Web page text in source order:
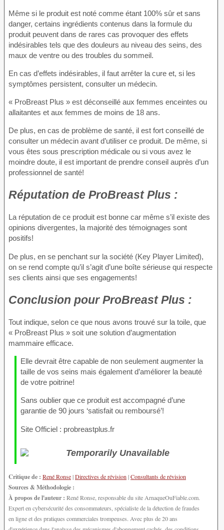
Même si le produit est noté comme étant 100% sûr et sans
danger, certains ingrédients contenus dans la formule du
produit peuvent dans de rares cas provoquer des effets
indésirables tels que des douleurs au niveau des seins, des
maux de ventre ou des troubles du sommeil.
En cas d’effets indésirables, il faut arrêter la cure et, si les
symptômes persistent, consulter un médecin.
« ProBreast Plus » est déconseillé aux femmes enceintes ou
allaitantes et aux femmes de moins de 18 ans.
De plus, en cas de problème de santé, il est fort conseillé de
consulter un médecin avant d’utiliser ce produit. De même, si
vous êtes sous prescription médicale ou si vous avez le
moindre doute, il est important de prendre conseil auprès d’un
professionnel de santé!
Réputation de ProBreast Plus :
La réputation de ce produit est bonne car même s’il existe des
opinions divergentes, la majorité des témoignages sont
positifs!
De plus, en se penchant sur la société (Key Player Limited),
on se rend compte qu’il s’agit d’une boîte sérieuse qui respecte
ses clients ainsi que ses engagements!
Conclusion pour ProBreast Plus :
Tout indique, selon ce que nous avons trouvé sur la toile, que
« ProBreast Plus » soit une solution d’augmentation
mammaire efficace.
Elle devrait être capable de non seulement augmenter la
taille de vos seins mais également d’améliorer la beauté
de votre poitrine!
Sans oublier que ce produit est accompagné d’une
garantie de 90 jours ‘satisfait ou remboursé’!
Site Officiel : probreastplus.fr
Critique de : René Ronse|Directives de révision|Consultants de révision
Sources & Méthodologie :
À propos de l'auteur : René Ronse, responsable du site ArnaqueOuFiable.com.
Expert en cybersécurité des consommateurs, spécialiste de la détection de fraudes
en ligne et des pratiques commerciales trompeuses. Avec plus de 20 ans